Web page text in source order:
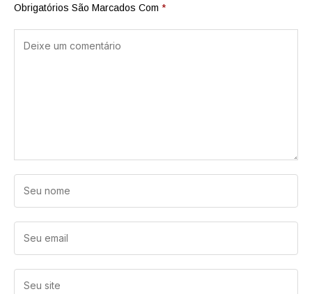
Obrigatórios São Marcados Com *